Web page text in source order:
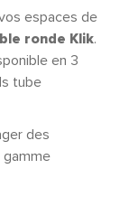
espaces de
ronde Klik.
en 3
tube
des